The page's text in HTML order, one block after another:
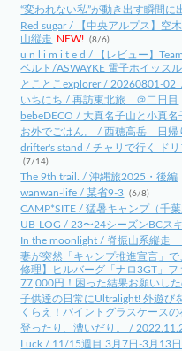
“変われない私”が動き出す瞬間に
Red sugar / 【中央アルプス】空
山縦走
NEW! (8/6)
u n l i m i t e d / 【レビュー】
ベルト/ASWAYKE 電子ホイッスル
とことこexplorer / 20260801-
いちにち / 再訪東北旅 ＠二日目
bebeDECO / 大真名子山と小真名
お外でごはん。 / 西穂高岳 日帰
drifter's stand / チャリで行く ド
(7/14)
The 9th trail. / 沖縄旅2025・後編
wanwan-life / 某省9-3 (6/8)
CAMP*SITE / 猛暑キャンプ（千
UB-LOG / 23〜24シーズンBCス
In the moonlight / 脊振山系縦走
妻が突然「キャンプ推進宣言」
修理】ヒルバーグ「ナロ3GT」
77,000円！困った結果お願いし
子供達の日常にUltralight! 外遊び
くらえ！パイントグラスケース
登ったり、漕いだり。 /
Luck / 11/15週目 3月7日-3月13日